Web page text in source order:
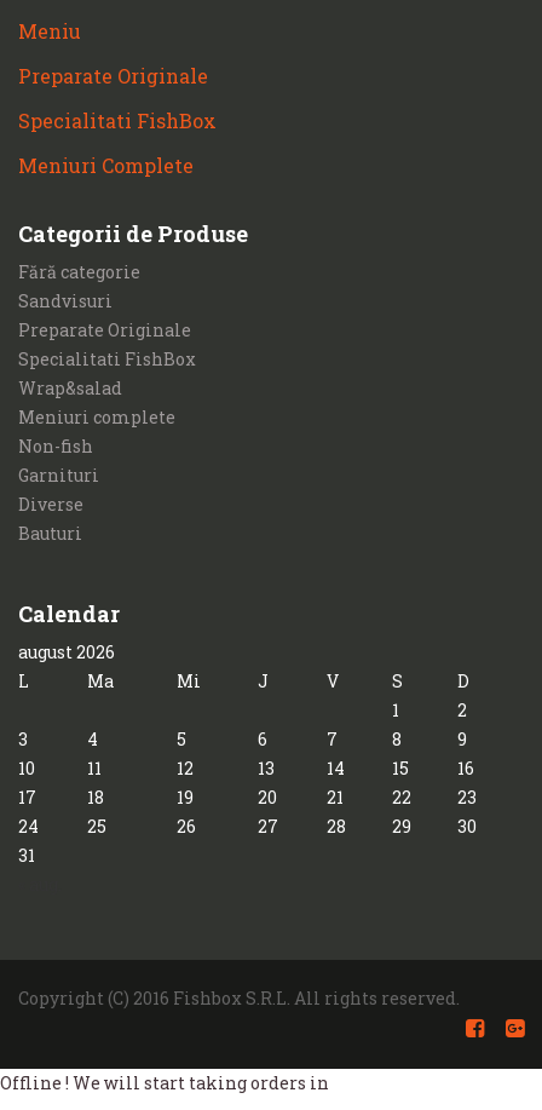
Meniu
Preparate Originale
Specialitati FishBox
Meniuri Complete
Categorii de Produse
Fără categorie
Sandvisuri
Preparate Originale
Specialitati FishBox
Wrap&salad
Meniuri complete
Non-fish
Garnituri
Diverse
Bauturi
Calendar
august 2026
L
Ma Mi J V S
D
1
2
3
4 5 6 7 8
9
10
11 12 13 14 15
16
17
18 19 20 21 22
23
24
25 26 27 28 29
30
31
Copyright (C) 2016 Fishbox S.R.L. All rights reserved.
Offline ! We will start taking orders in